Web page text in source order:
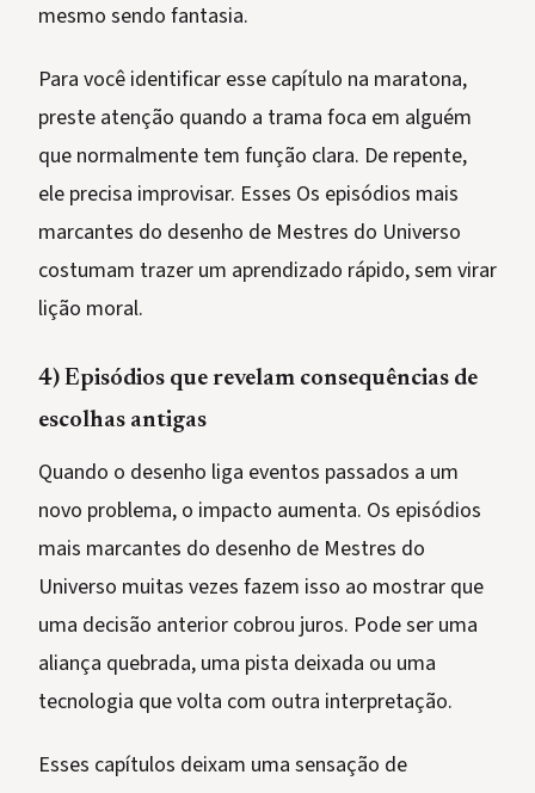
mesmo sendo fantasia.
Para você identificar esse capítulo na maratona,
preste atenção quando a trama foca em alguém
que normalmente tem função clara. De repente,
ele precisa improvisar. Esses Os episódios mais
marcantes do desenho de Mestres do Universo
costumam trazer um aprendizado rápido, sem virar
lição moral.
4) Episódios que revelam consequências de
escolhas antigas
Quando o desenho liga eventos passados a um
novo problema, o impacto aumenta. Os episódios
mais marcantes do desenho de Mestres do
Universo muitas vezes fazem isso ao mostrar que
uma decisão anterior cobrou juros. Pode ser uma
aliança quebrada, uma pista deixada ou uma
tecnologia que volta com outra interpretação.
Esses capítulos deixam uma sensação de